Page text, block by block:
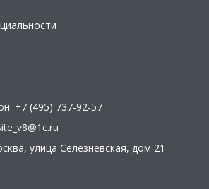
+7 (495) 737-92-57
, улица Селезнёвская, дом 21